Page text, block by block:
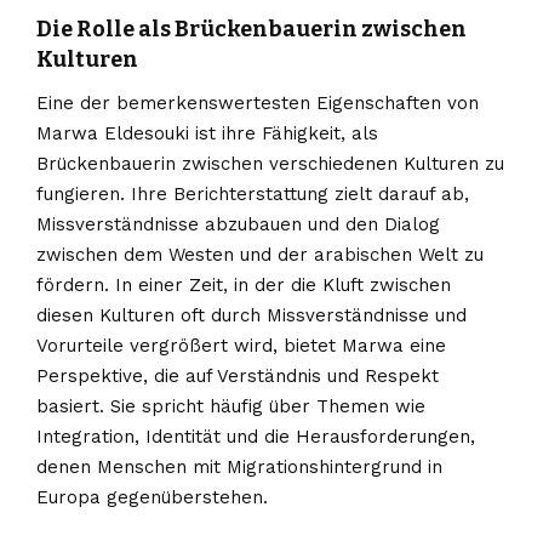
Die Rolle als Brückenbauerin zwischen
Kulturen
Eine der bemerkenswertesten Eigenschaften von
Marwa Eldesouki ist ihre Fähigkeit, als
Brückenbauerin zwischen verschiedenen Kulturen zu
fungieren. Ihre Berichterstattung zielt darauf ab,
Missverständnisse abzubauen und den Dialog
zwischen dem Westen und der arabischen Welt zu
fördern. In einer Zeit, in der die Kluft zwischen
diesen Kulturen oft durch Missverständnisse und
Vorurteile vergrößert wird, bietet Marwa eine
Perspektive, die auf Verständnis und Respekt
basiert. Sie spricht häufig über Themen wie
Integration, Identität und die Herausforderungen,
denen Menschen mit Migrationshintergrund in
Europa gegenüberstehen.